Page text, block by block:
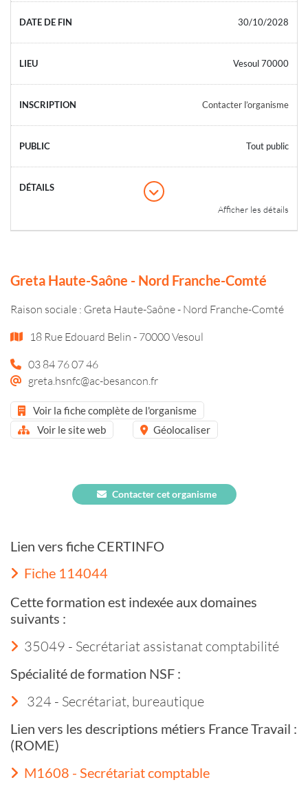
30/10/2028
Vesoul 70000
Contacter l’organisme
Tout public
Afficher les détails
Greta Haute-Saône - Nord Franche-Comté
Raison sociale : Greta Haute-Saône - Nord Franche-Comté
18 Rue Edouard Belin - 70000 Vesoul
03 84 76 07 46
greta.hsnfc@ac-besancon.fr
Voir la fiche complète de l'organisme
Voir le site web
Géolocaliser
Contacter cet organisme
Lien vers fiche CERTINFO
Fiche 114044
Cette formation est indexée aux domaines
suivants :
35049 - Secrétariat assistanat comptabilité
Spécialité de formation NSF :
324 - Secrétariat, bureautique
Lien vers les descriptions métiers France Travail :
(ROME)
M1608 - Secrétariat comptable